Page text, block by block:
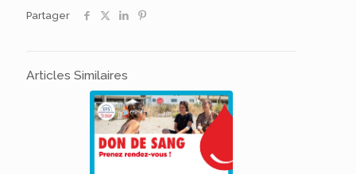
Partager
Articles Similaires